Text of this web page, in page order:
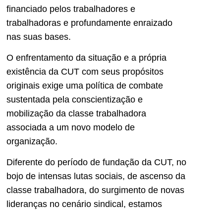
financiado pelos trabalhadores e
trabalhadoras e profundamente enraizado
nas suas bases.
O enfrentamento da situação e a própria
existência da CUT com seus propósitos
originais exige uma política de combate
sustentada pela conscientização e
mobilização da classe trabalhadora
associada a um novo modelo de
organização.
Diferente do período de fundação da CUT, no
bojo de intensas lutas sociais, de ascenso da
classe trabalhadora, do surgimento de novas
lideranças no cenário sindical, estamos